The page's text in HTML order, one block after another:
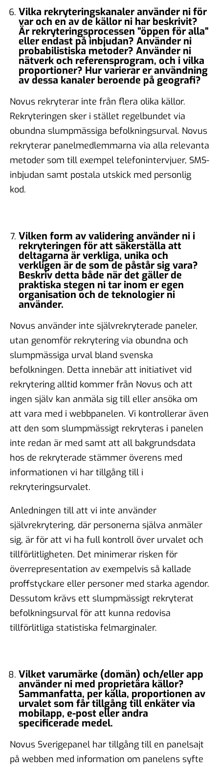
Vilka rekryteringskanaler använder ni för
var och en av de källor ni har beskrivit?
Är rekryteringsprocessen ”öppen för alla”
eller endast på inbjudan? Använder ni
probabilistiska metoder? Använder ni
nätverk och referensprogram, och i vilka
proportioner? Hur varierar er användning
av dessa kanaler beroende på geografi?
Novus rekryterar inte från flera olika källor.
Rekryteringen sker i stället regelbundet via
obundna slumpmässiga befolkningsurval. Novus
rekryterar panelmedlemmarna via alla relevanta
metoder som till exempel telefonintervjuer, SMS-
inbjudan samt postala utskick med personlig
kod.
Vilken form av validering använder ni i
rekryteringen för att säkerställa att
deltagarna är verkliga, unika och
verkligen är de som de påstår sig vara?
Beskriv detta både när det gäller de
praktiska stegen ni tar inom er egen
organisation och de teknologier ni
använder.
Novus använder inte självrekryterade paneler,
utan genomför rekrytering via obundna och
slumpmässiga urval bland svenska
befolkningen. Detta innebär att initiativet vid
rekrytering alltid kommer från Novus och att
ingen själv kan anmäla sig till eller ansöka om
att vara med i webbpanelen. Vi kontrollerar även
att den som slumpmässigt rekryteras i panelen
inte redan är med samt att all bakgrundsdata
hos de rekryterade stämmer överens med
informationen vi har tillgång till i
rekryteringsurvalet.
Anledningen till att vi inte använder
självrekrytering, där personerna själva anmäler
sig, är för att vi ha full kontroll över urvalet och
tillförlitligheten. Det minimerar risken för
överrepresentation av exempelvis så kallade
proffstyckare eller personer med starka agendor.
Dessutom krävs ett slumpmässigt rekryterat
befolkningsurval för att kunna redovisa
tillförlitliga statistiska felmarginaler.
Vilket varumärke (domän) och/eller app
använder ni med proprietära källor?
Sammanfatta, per källa, proportionen av
urvalet som får tillgång till enkäter via
mobilapp, e-post eller andra
specificerade medel.
Novus Sverigepanel har tillgång till en panelsajt
på webben med information om panelens syfte